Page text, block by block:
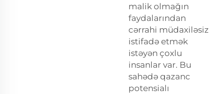
malik olmağın
faydalarından
cərrahi müdaxiləsiz
istifadə etmək
istəyən çoxlu
insanlar var. Bu
sahədə qazanc
potensialı